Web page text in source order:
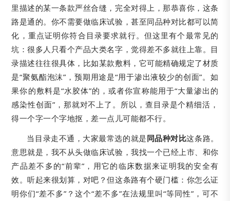
里描述的某一条款严丝合缝，完全对得上，那恭喜你，这条
路是通的。你不需要做临床试验，甚至同品种对比都可以简
化，重点证明你符合目录要求就行。但这里有个最常见的
坑：很多人只看个产品大类名字，觉得差不多就往上靠。目
录描述往往很具体，比如某款敷料，它可能精确规定了材质
是“聚氨酯泡沫”，预期用途是“用于渗出液较少的创面”。如
果你的敷料是“水胶体”的，或者你宣称能用于“大量渗出的
感染性创面”，那就对不上了。所以，查目录是个精细活，
得一个字一个字地抠，差一点儿可能都不行。
当目录走不通，大家最常选的就是同品种对比这条路。
意思就是，我不从头做临床试验，我找一个已经上市、和你
产品差不多的“前辈”，用它的临床数据来证明我的安全有
效。听起来很划算，对吧？但这条路有个硬门槛：你怎么证
明你们“差不多”？这个“差不多”在法规里叫“等同性”，可不